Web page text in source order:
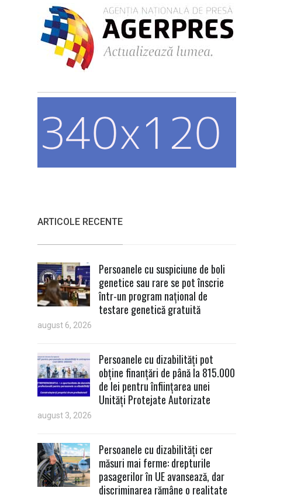
ARTICOLE RECENTE
Persoanele cu suspiciune de boli
genetice sau rare se pot înscrie
într-un program național de
testare genetică gratuită
august 6, 2026
Persoanele cu dizabilități pot
obține finanțări de până la 815.000
de lei pentru înființarea unei
Unități Protejate Autorizate
august 3, 2026
Persoanele cu dizabilități cer
măsuri mai ferme: drepturile
pasagerilor în UE avansează, dar
discriminarea rămâne o realitate